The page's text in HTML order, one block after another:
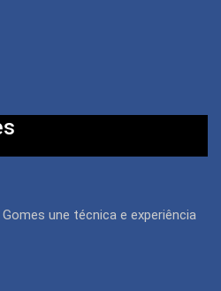
une técnica e experiência